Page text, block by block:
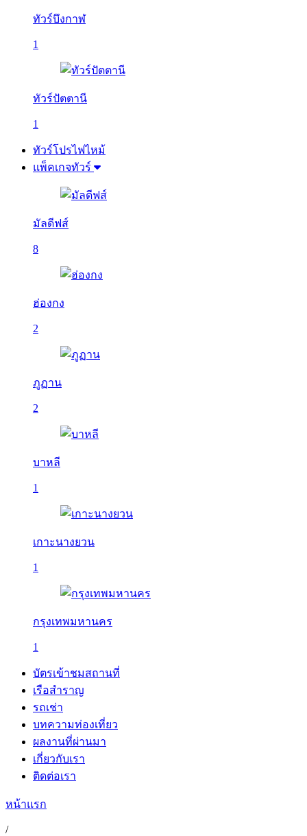
ทัวร์บึงกาฬ
1
ทัวร์ปัตตานี
1
ทัวร์โปรไฟไหม้
แพ็คเกจทัวร์
มัลดีฟส์
8
ฮ่องกง
2
ภูฏาน
2
บาหลี
1
เกาะนางยวน
1
กรุงเทพมหานคร
1
บัตรเข้าชมสถานที่
เรือสำราญ
รถเช่า
บทความท่องเที่ยว
ผลงานที่ผ่านมา
เกี่ยวกับเรา
ติดต่อเรา
หน้าแรก
/